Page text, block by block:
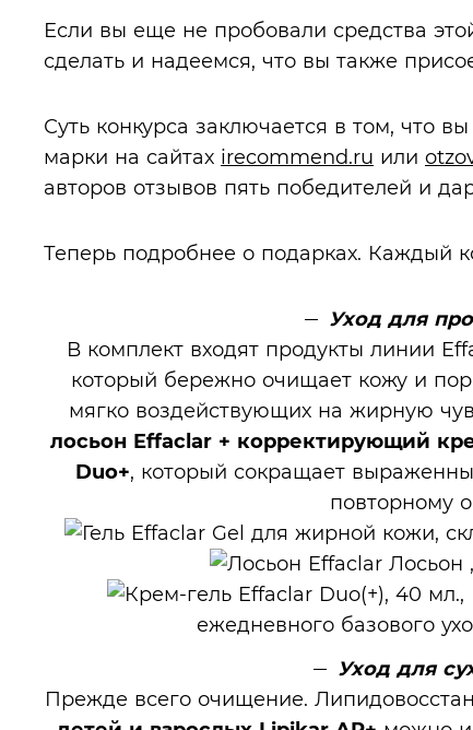
Если вы еще не пробовали средства
сделать и надеемся, что вы также
Суть конкурса заключается в том, что
марки на сайтах irecommend.ru или
авторов отзывов пять победителей и
Теперь подробнее о подарках. Каждый
Уход для
В комплект входят продукты линии
который бережно очищает кожу и
мягко воздействующих на жирную
лосьон Effaclar + корректирующий
Duo+, который сокращает
повторному
ежедневного базового
Уход для
Прежде всего очищение.